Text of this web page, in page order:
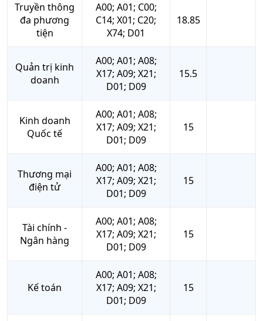
Truyền thông
đa phương
tiện
A00; A01; C00;
C14; X01; C20;
X74; D01
18.85
Quản trị kinh
doanh
A00; A01; A08;
X17; A09; X21;
D01; D09
15.5
Kinh doanh
Quốc tế
A00; A01; A08;
X17; A09; X21;
D01; D09
15
Thương mại
điện tử
A00; A01; A08;
X17; A09; X21;
D01; D09
15
Tài chính -
Ngân hàng
A00; A01; A08;
X17; A09; X21;
D01; D09
15
Kế toán
A00; A01; A08;
X17; A09; X21;
D01; D09
15